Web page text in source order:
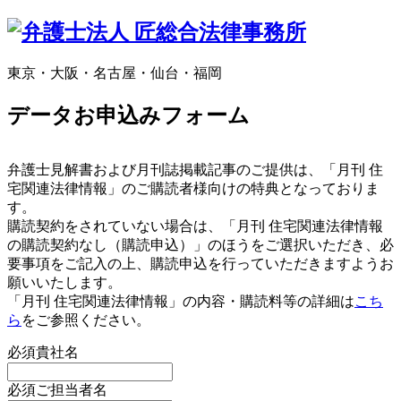
東京・大阪・名古屋・仙台・福岡
データお申込みフォーム
弁護士見解書および月刊誌掲載記事のご提供は、「月刊 住
宅関連法律情報」のご購読者様向けの特典となっておりま
す。
購読契約をされていない場合は、「月刊 住宅関連法律情報
の購読契約なし（購読申込）」のほうをご選択いただき、必
要事項をご記入の上、購読申込を行っていただきますようお
願いいたします。
「月刊 住宅関連法律情報」の内容・購読料等の詳細はこち
ら をご参照ください。
必須貴社名
必須ご担当者名